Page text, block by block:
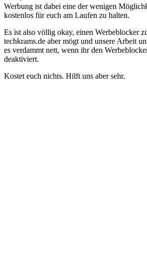
Werbung ist dabei eine der wenigen
kostenlos für euch am Laufen zu halten.
Es ist also völlig okay, einen Werbeblocker
techkrams.de aber mögt und unsere Arbeit
es verdammt nett, wenn ihr den
deaktiviert.
Kostet euch nichts. Hilft uns aber sehr.